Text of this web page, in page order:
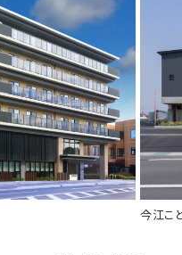
竣工
分類
所在
受賞
今江こ